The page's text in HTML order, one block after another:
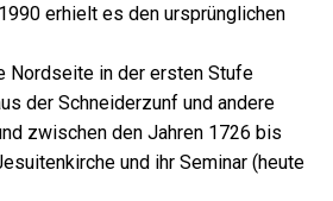
erhielt es den ursprünglichen
Nordseite in der ersten Stufe
der Schneiderzunf und andere
zwischen den Jahren 1726 bis
und ihr Seminar (heute